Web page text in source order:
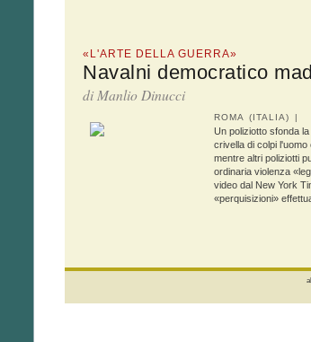
«L'ARTE DELLA GUERRA»
Navalni democratico
di Manlio Dinucci
ROMA (ITALIA) |
Un poliziotto sfonda
crivella di colpi
mentre altri poliziotti
ordinaria violenza
video dal New York
«perquisizioni»